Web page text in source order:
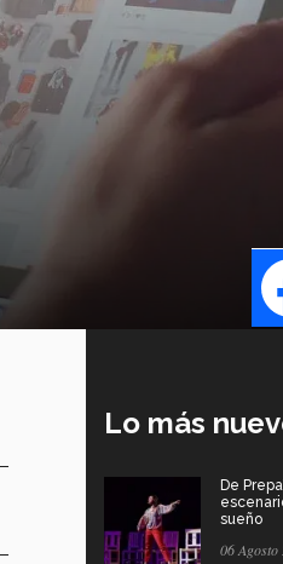
Lo más
De
sueño
06 Agosto